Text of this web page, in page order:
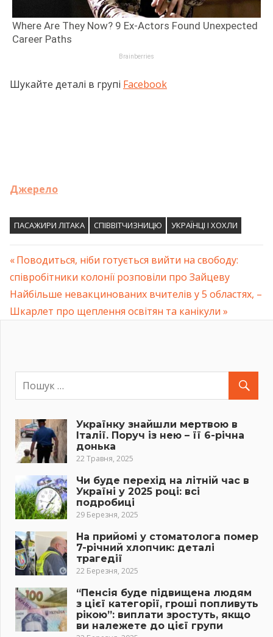
Шукайте деталі в групі Facebook
Джерело
ПАСАЖИРИ ЛІТАКА СПІВВІТЧИЗНИЦЮ УКРАЇНЦІ І ХОХЛИ
Навігація
записів
Previous
Post:
Поводиться, ніби готується вийти на свободу:
співробітники колонії розповіли про Зайцеву
Next
Post:
Найбільше невакцинованих вчителів у 5 областях, –
Шкарлет про щеплення освітян та канікули
Українку знайшли мертвою в
Італії. Поруч із нею – її 6-річна
донька
22 Травня, 2025
Чи буде перехід на літній час в
Україні у 2025 році: всі
подробиці
29 Березня, 2025
На прийомі у стоматолога помер
7-річний хлопчик: деталі
трагедії
22 Березня, 2025
“Пенсія буде підвищена людям
з цієї категорії, гроші попливуть
рікою”: виплати зростуть, якщо
ви належете до цієї групи